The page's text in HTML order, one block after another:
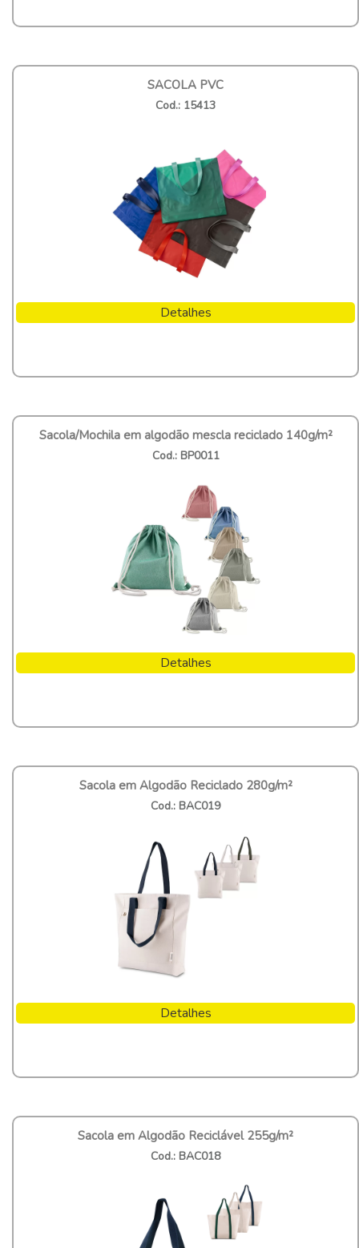
SACOLA PVC
Cod.: 15413
Detalhes
Sacola/Mochila em algodão mescla reciclado 140g/m²
Cod.: BP0011
Detalhes
Sacola em Algodão Reciclado 280g/m²
Cod.: BAC019
Detalhes
Sacola em Algodão Reciclável 255g/m²
Cod.: BAC018